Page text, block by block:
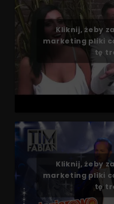
Kliknij, żeby
marketing pliki
tę
Kliknij, żeby
marketing pliki
tę